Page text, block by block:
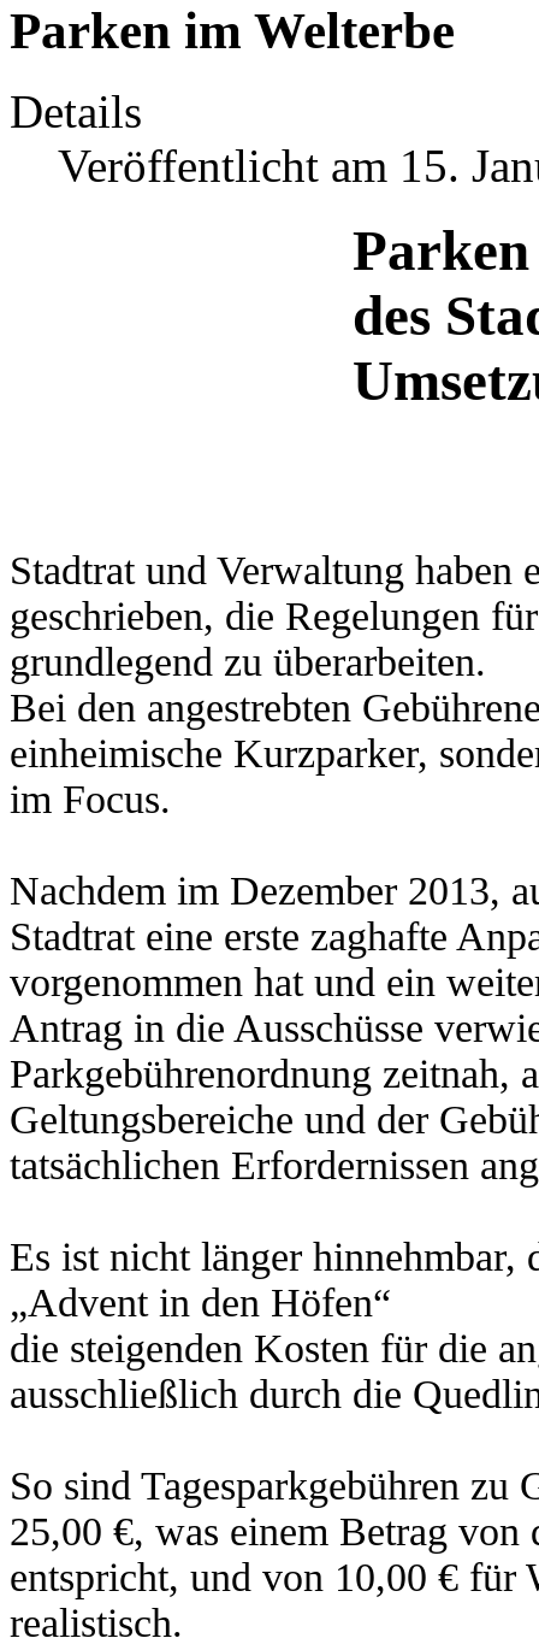
Parken im Welterbe
Details
Veröffentlicht am 15.
des
Stadtrat und Verwaltung haben
geschrieben, die Regelungen
grundlegend zu überarbeiten.
Bei den angestrebten
einheimische Kurzparker,
im Focus.
Nachdem im Dezember 2013,
Stadtrat eine erste zaghafte
vorgenommen hat und ein
Antrag in die Ausschüsse
Parkgebührenordnung zeitnah,
Geltungsbereiche und der
tatsächlichen Erfordernissen
Es ist nicht länger hinnehmbar,
„Advent in den Höfen“
die steigenden Kosten für die
ausschließlich durch die
So sind Tagesparkgebühren zu
25,00 €, was einem Betrag
entspricht, und von 10,00 € für
realistisch.